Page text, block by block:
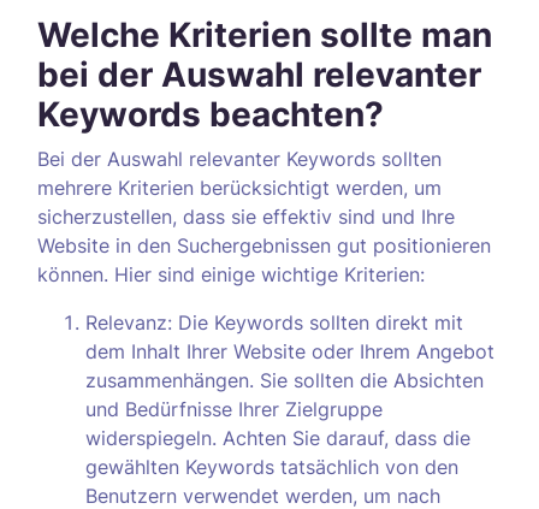
Welche Kriterien sollte man
bei der Auswahl relevanter
Keywords beachten?
Bei der Auswahl relevanter Keywords sollten
mehrere Kriterien berücksichtigt werden, um
sicherzustellen, dass sie effektiv sind und Ihre
Website in den Suchergebnissen gut positionieren
können. Hier sind einige wichtige Kriterien:
Relevanz: Die Keywords sollten direkt mit
dem Inhalt Ihrer Website oder Ihrem Angebot
zusammenhängen. Sie sollten die Absichten
und Bedürfnisse Ihrer Zielgruppe
widerspiegeln. Achten Sie darauf, dass die
gewählten Keywords tatsächlich von den
Benutzern verwendet werden, um nach